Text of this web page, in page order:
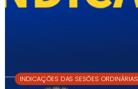
INDICAÇÕES DAS SESÕES ORDINÁRIAS